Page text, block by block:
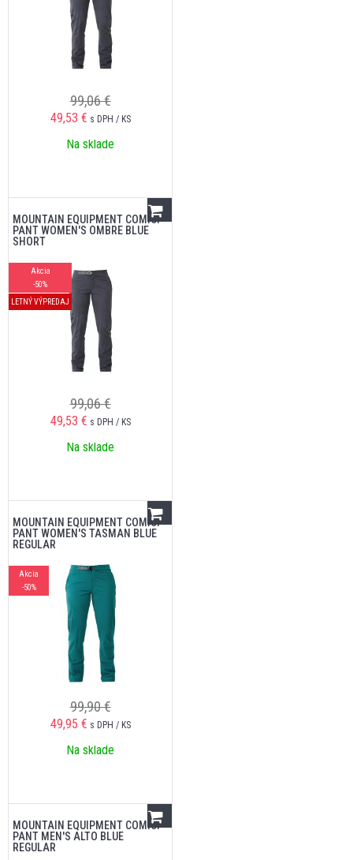
99,06 €
49,53 € s DPH / KS
Na sklade
MOUNTAIN EQUIPMENT COMICI
PANT WOMEN'S OMBRE BLUE
SHORT
Akcia
-50%
LETNÝ VÝPREDAJ
99,06 €
49,53 € s DPH / KS
Na sklade
MOUNTAIN EQUIPMENT COMICI
PANT WOMEN'S TASMAN BLUE
REGULAR
Akcia
-50%
99,90 €
49,95 € s DPH / KS
Na sklade
MOUNTAIN EQUIPMENT COMICI
PANT MEN'S ALTO BLUE
REGULAR